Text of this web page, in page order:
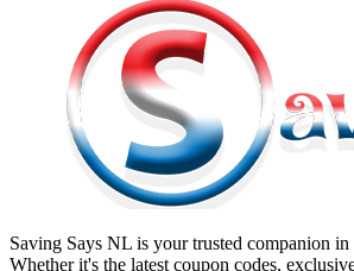
Saving Says NL is your trusted companion in
Whether it's the latest coupon codes,